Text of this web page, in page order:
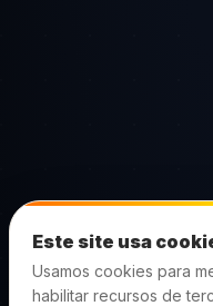
Este site usa
Usamos cookies para
habilitar recursos de